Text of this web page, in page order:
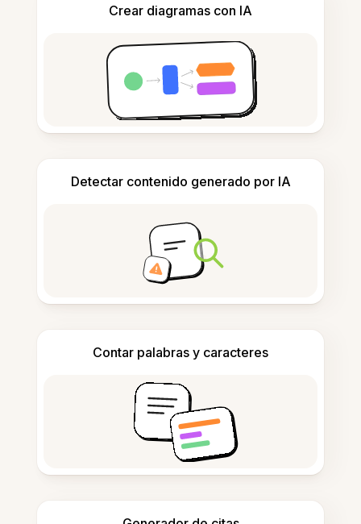
Crear diagramas con IA
Detectar contenido generado por IA
Contar palabras y caracteres